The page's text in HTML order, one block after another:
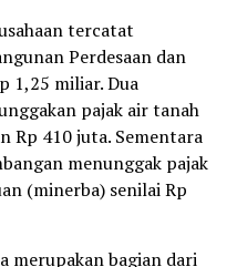
tercatat
Perdesaan dan
1,25 miliar. Dua
pajak air tanah
Rp 410 juta. Sementara
menunggak pajak
(minerba) senilai Rp
merupakan bagian dari